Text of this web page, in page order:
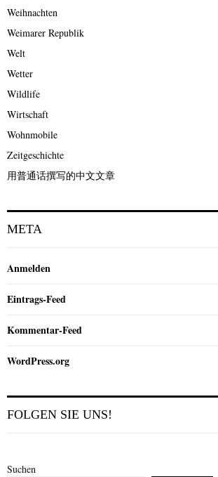
Weihnachten
Weimarer Republik
Welt
Wetter
Wildlife
Wirtschaft
Wohnmobile
Zeitgeschichte
用普通话撰写的中文文章
META
Anmelden
Eintrags-Feed
Kommentar-Feed
WordPress.org
FOLGEN SIE UNS!
Suchen